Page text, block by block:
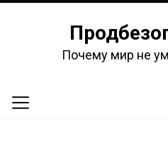
содержимому
Почему мир не